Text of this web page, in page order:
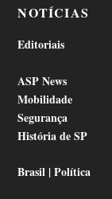
NOTÍCIAS
Editoriais
ASP News
Mobilidade
Segurança
História de SP
Brasil | Política